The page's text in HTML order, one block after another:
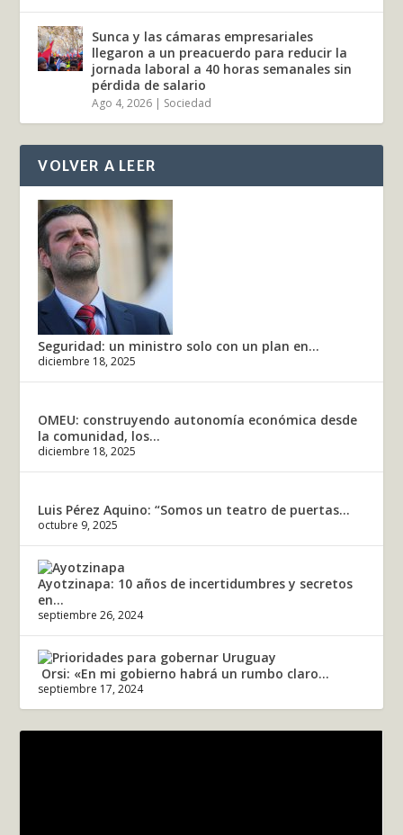
Sunca y las cámaras empresariales
llegaron a un preacuerdo para reducir la
jornada laboral a 40 horas semanales sin
pérdida de salario
Ago 4, 2026 | Sociedad
VOLVER A LEER
Seguridad: un ministro solo con un plan en...
diciembre 18, 2025
OMEU: construyendo autonomía económica desde
la comunidad, los...
diciembre 18, 2025
Luis Pérez Aquino: “Somos un teatro de puertas...
octubre 9, 2025
Ayotzinapa: 10 años de incertidumbres y secretos
en...
septiembre 26, 2024
Orsi: «En mi gobierno habrá un rumbo claro...
septiembre 17, 2024